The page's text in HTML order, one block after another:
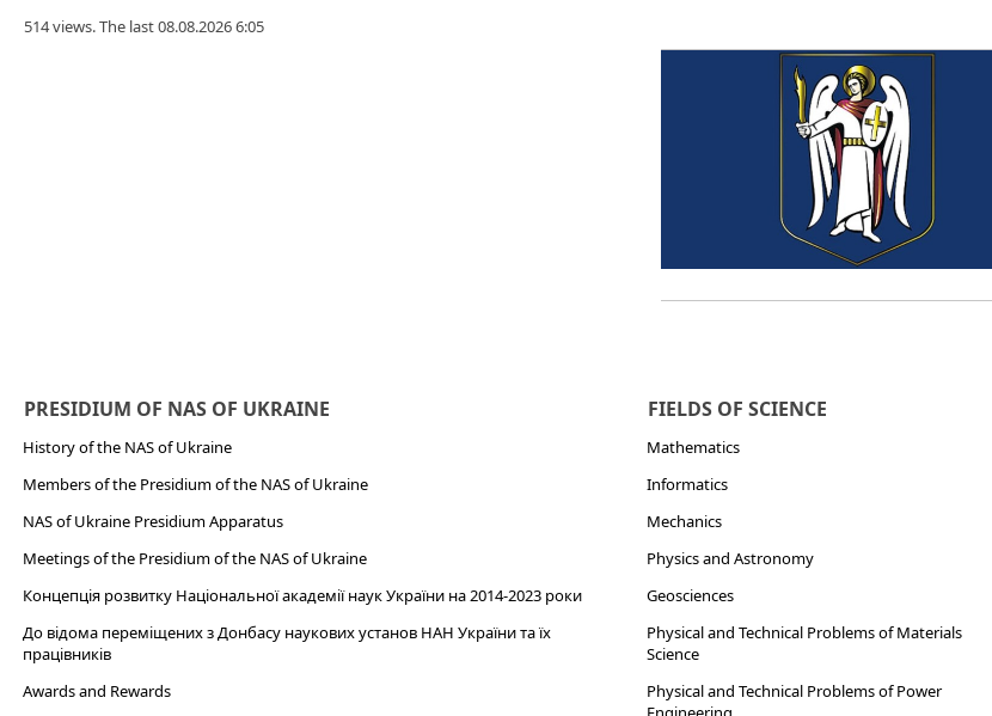
514 views. The last 08.08.2026 6:05
PRESIDIUM OF NAS OF UKRAINE
History of the NAS of Ukraine
Members of the Presidium of the NAS of Ukraine
NAS of Ukraine Presidium Apparatus​
Meetings of the Presidium of the NAS of Ukraine
Концепція розвитку Національної академії наук України на 2014-2023 роки
До відома переміщених з Донбасу наукових установ НАН України та їх
працівників
Awards and Rewards
FIELDS OF SCIENCE
Mathematics
Informatics
Mechanics
Physics and Astronomy
Geosciences
Physical and Technical Problems of Materials
Science
Physical and Technical Problems of Power